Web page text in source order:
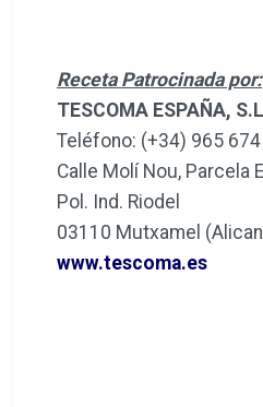
Receta Patrocinada por:
TESCOMA ESPAÑA,
Teléfono: (+34) 965
Calle Molí Nou, Parcela
Pol. Ind. Riodel
03110 Mutxamel
www.tescoma.es